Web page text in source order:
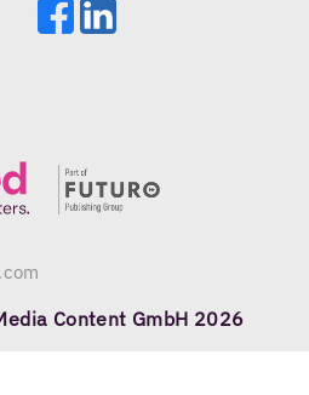
Content GmbH 2026